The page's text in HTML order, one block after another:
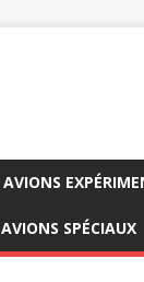
AVIONS
AVIONS SPÉCIAUX